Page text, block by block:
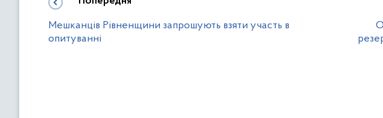
Мешканців Рівненщини запрошують взяти участь в
опитуванні